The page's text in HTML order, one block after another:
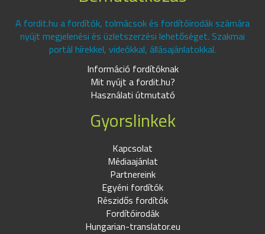
A fordit.hu a fordítók, tolmácsok és fordítóirodák számára
nyújt megjelenési és üzletszerzési lehetőséget. Szakmai
portál hírekkel, videókkal, állásajánlatokkal.
Információ fordítóknak
Mit nyújt a fordit.hu?
Használati útmutató
Gyorslinkek
Kapcsolat
Médiaajánlat
Partnereink
Egyéni fordítók
Részidős fordítók
Fordítóirodák
Hungarian-translator.eu